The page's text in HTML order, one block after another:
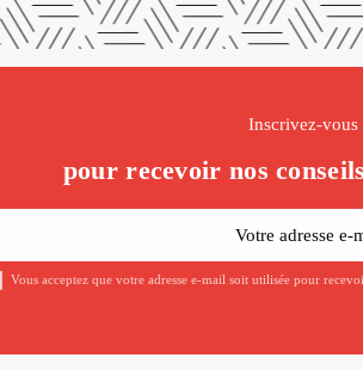
Inscrivez-vous
pour recevoir nos
Vous acceptez que votre adresse e-mail soit utilisée pour